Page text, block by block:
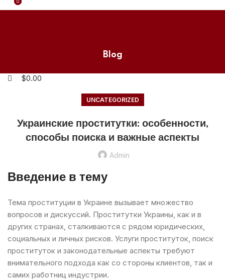
0
0
$0.00
Blog
UNCATEGORIZED
Украинские проститутки: особенности,
способы поиска и важные аспекты
Admin
Введение в тему
Тема проституции в Украине вызывает множество
вопросов и дискуссий. Проститутки Украины, как и в
других странах, сталкиваются с рядом юридических,
социальных и личных рисков. Услуги проституток, поиск
проституток и законодательные аспекты требуют
внимательного подхода как со стороны клиентов, так и
самих работниц индустрии.